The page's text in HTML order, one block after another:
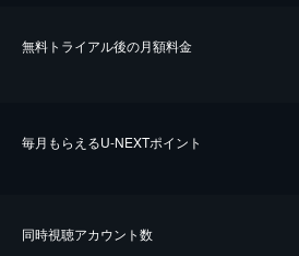
無料トライアル後の⽉額料金
毎⽉もらえるU-NEXTポイント
同時視聴アカウント数